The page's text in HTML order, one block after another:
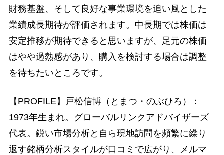
財務基盤、そして良好な事業環境を追い風とした
業績成長期待が評価されます。中長期では株価は
安定推移が期待できると思いますが、足元の株価
はやや過熱感があり、購入を検討する場合は調整
を待ちたいところです。
【PROFILE】戸松信博（とまつ・のぶひろ）：
1973年生まれ。グローバルリンクアドバイザーズ
代表。鋭い市場分析と自ら現地訪問を頻繁に繰り
返す銘柄分析スタイルが口コミで広がり、メルマ